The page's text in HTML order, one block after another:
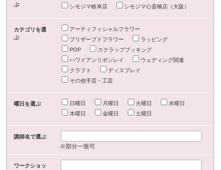
ぶ
シモジマ岐阜店
シモジマ心斎橋店（大阪）
カテゴリを選
ぶ
アーティフィシャルフラワー
プリザーブドフラワー
ラッピング
POP
スクラップブッキング
ハワイアンリボンレイ
ウェディング関連
クラフト
ディスプレイ
その他手芸・工芸
曜日を選ぶ 日曜日 月曜日 火曜日
水曜日
木曜日
金曜日 土曜日
講師名で選ぶ
※部分一致可
ワークショッ